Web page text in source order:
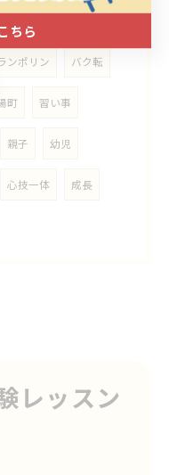
ンポリン バク転
町 習い事
親子 幼児
心技一体 成長
レッスン
ちら
ちら